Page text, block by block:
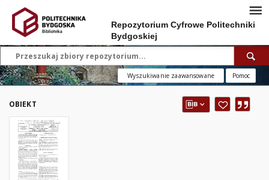
Repozytorium Cyfrowe Politechniki
Bydgoskiej
Wyszukiwanie zaawansowane Pomoc
OBIEKT